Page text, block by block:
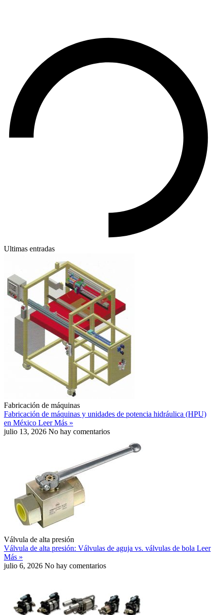
Ultimas entradas
Fabricación de máquinas
Fabricación de máquinas y unidades de potencia hidráulica (HPU)
en México Leer Más »
julio 13, 2026 No hay comentarios
Válvula de alta presión
Válvula de alta presión: Válvulas de aguja vs. válvulas de bola Leer
Más »
julio 6, 2026 No hay comentarios